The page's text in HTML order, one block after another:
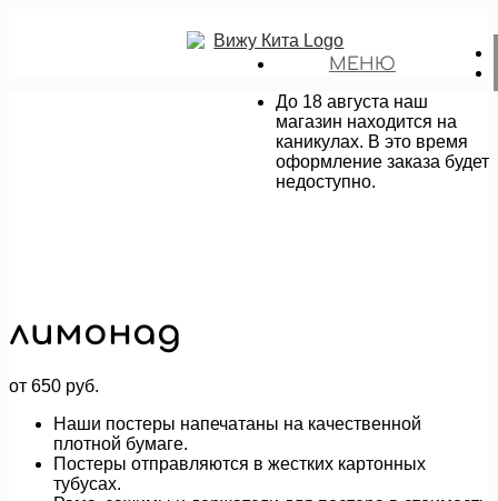
МЕНЮ
До 18 августа наш
магазин находится на
каникулах. В это время
оформление заказа будет
недоступно.
лимонад
от 650 руб.
Наши постеры напечатаны на качественной
плотной бумаге.
Постеры отправляются в жестких картонных
тубусах.